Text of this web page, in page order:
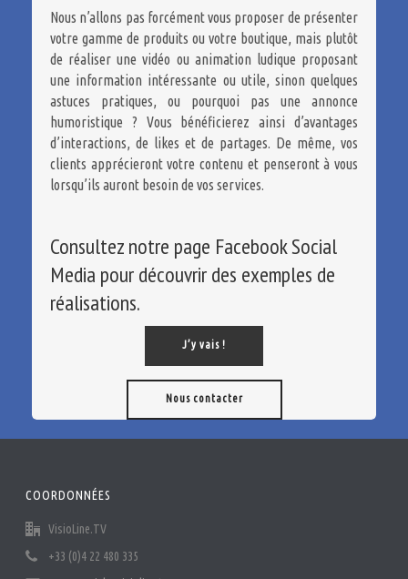
Nous n’allons pas forcément vous proposer de présenter
votre gamme de produits ou votre boutique, mais plutôt
de réaliser une vidéo ou animation ludique proposant
une information intéressante ou utile, sinon quelques
astuces pratiques, ou pourquoi pas une annonce
humoristique ? Vous bénéficierez ainsi d’avantages
d’interactions, de likes et de partages. De même, vos
clients apprécieront votre contenu et penseront à vous
lorsqu’ils auront besoin de vos services.
Consultez notre page Facebook Social
Media pour découvrir des exemples de
réalisations.
J’y vais !
Nous contacter
COORDONNÉES
VisioLine.TV
+33 (0)4 22 480 335